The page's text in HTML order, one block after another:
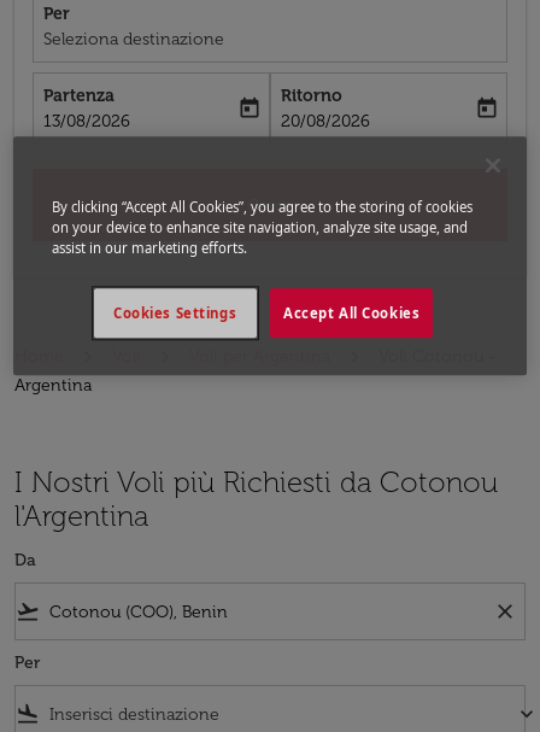
Per
Seleziona destinazione
Partenza
fc-booking-departure-date-aria-label
13/08/2026
today
Ritorno
fc-booking-return-date-aria-label
20/08/2026
today
Cerca
Argentina
I Nostri Voli più Richiesti da Cotonou
l'Argentina
Da
flight_takeoff close
Per
flight_land keyboard_arrow_down
By clicking “Accept All Cookies”, you agree to the storing of cookies
on your device to enhance site navigation, analyze site usage, and
assist in our marketing efforts.
Accept All Cookies
Cookies Settings